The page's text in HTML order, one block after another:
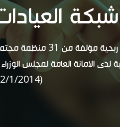
شبكة
منظمة عراقية غير
(22/1/2014)